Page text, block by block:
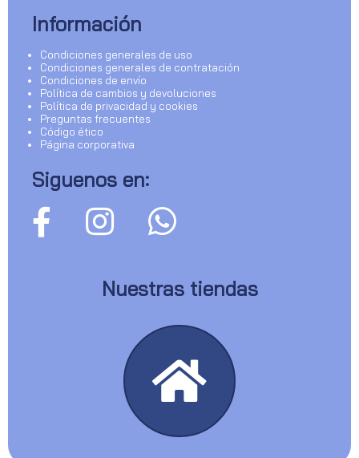
Información
Condiciones generales de uso
Condiciones generales de contratación
Condiciones de envío
Política de cambios y devoluciones
Política de privacidad y cookies
Preguntas frecuentes
Código ético
Página corporativa
Siguenos en:
Nuestras tiendas